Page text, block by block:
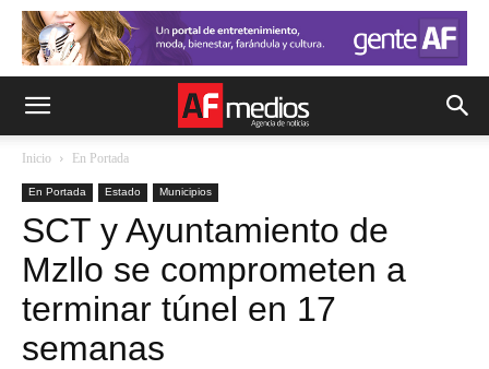
Inicio En Portada
En Portada Estado Municipios
SCT y Ayuntamiento de
Mzllo se comprometen a
terminar túnel en 17
semanas